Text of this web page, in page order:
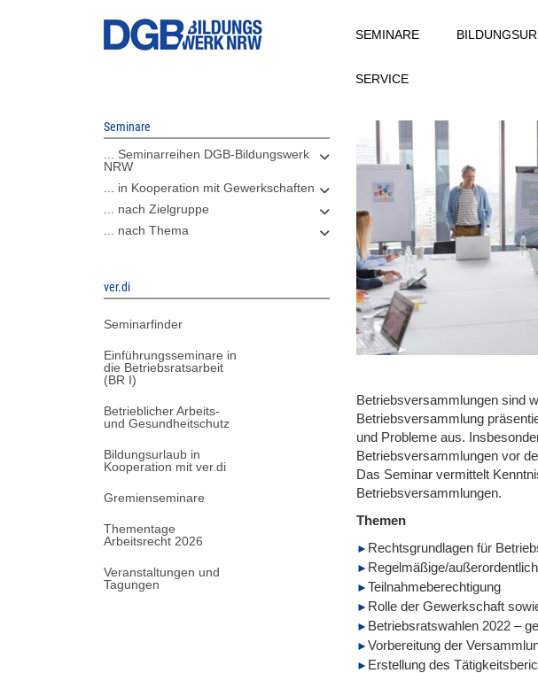
SEMINARE
SERVICE
Seminare
... Seminarreihen DGB-Bildungswerk
NRW
... in Kooperation mit Gewerkschaften
... nach Zielgruppe
... nach Thema
ver.di
Seminarfinder
Einführungsseminare in
die Betriebsratsarbeit
(BR I)
Betrieblicher Arbeits-
und Gesundheitschutz
Bildungsurlaub in
Kooperation mit ver.di
Gremienseminare
Thementage
Arbeitsrecht 2026
Veranstaltungen und
Tagungen
Betriebsversammlungen sind
Betriebsversammlung
und Probleme aus.
Betriebsversammlungen vor
Das Seminar vermittelt
Betriebsversammlungen.
Themen
Rechtsgrundlagen für
Regelmäßige/
Teilnahmeberechtigung
Rolle der Gewerkschaft
Betriebsratswahlen 2022 –
Vorbereitung der
Erstellung des